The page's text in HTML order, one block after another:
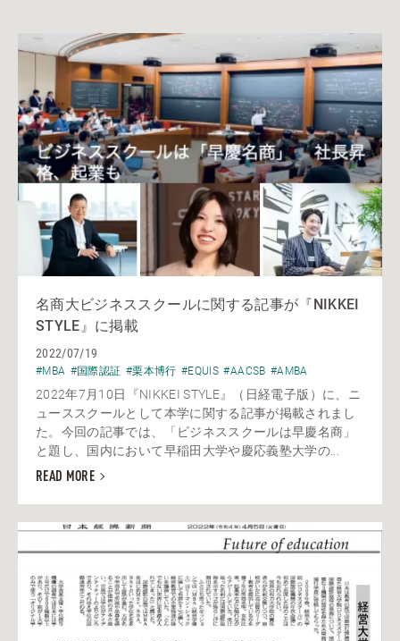
名商大ビジネススクールに関する記事が『NIKKEI
STYLE』に掲載
2022/07/19
#MBA #国際認証 #栗本博行 #EQUIS #AACSB #AMBA
2022年7月10日『NIKKEI STYLE』（日経電子版）に、ニ
ューススクールとして本学に関する記事が掲載されまし
た。今回の記事では、「ビジネススクールは早慶名商」
と題し、国内において早稲田大学や慶応義塾大学の...
READ MORE